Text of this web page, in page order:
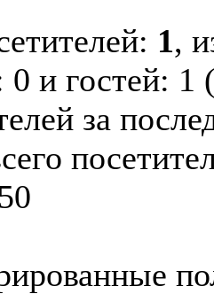
1,
и гостей: 1
за